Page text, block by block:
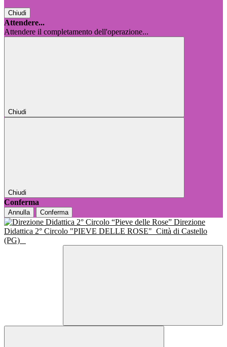
Chiudi
Attendere...
Attendere il completamento dell'operazione...
Chiudi
Chiudi
Conferma
Annulla Conferma
Direzione
Didattica 2° Circolo "PIEVE DELLE ROSE" Città di Castello
(PG)